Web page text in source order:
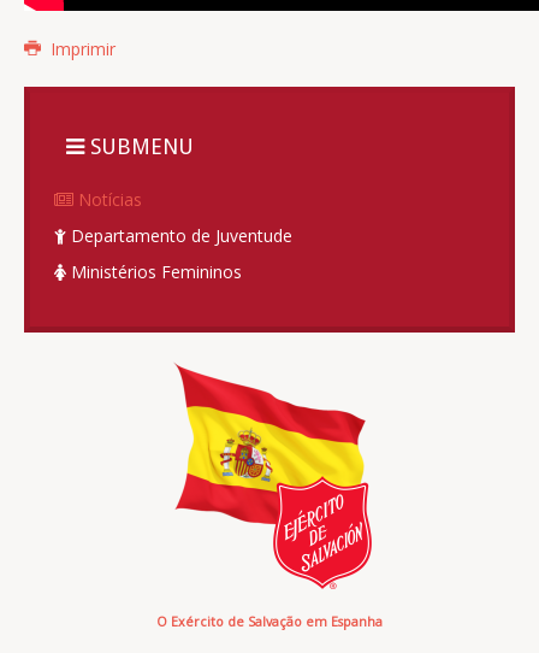
Imprimir
SUBMENU
Notícias
Departamento de Juventude
Ministérios Femininos
O Exército de Salvação em Espanha